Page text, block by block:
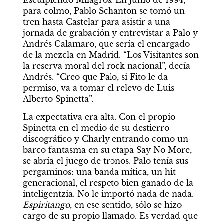
para colmo, Pablo Schanton se tomó un
tren hasta Castelar para asistir a una
jornada de grabación y entrevistar a Palo y
Andrés Calamaro, que sería el encargado
de la mezcla en Madrid. “Los Visitantes son
la reserva moral del rock nacional”, decía
Andrés. “Creo que Palo, si Fito le da
permiso, va a tomar el relevo de Luis
Alberto Spinetta”.
La expectativa era alta. Con el propio
Spinetta en el medio de su destierro
discográfico y Charly entrando como un
barco fantasma en su etapa Say No More,
se abría el juego de tronos. Palo tenía sus
pergaminos: una banda mítica, un hit
generacional, el respeto bien ganado de la
Espiritango, en ese sentido, sólo se hizo
cargo de su propio llamado. Es verdad que